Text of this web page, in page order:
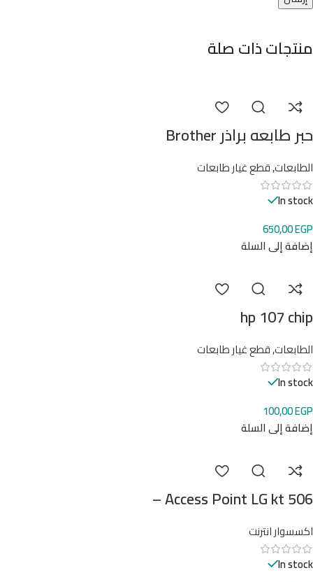
منتجات ذات صلة
حبر طابعه براذر Brother
الطابعات,قطع غيار طابعات
In stock
650,00EGP
إضافة إلى السلة
hp 107 chip
الطابعات,قطع غيار طابعات
In stock
100,00EGP
إضافة إلى السلة
Access Point LG kt 506 –
اكسسوار انترنت
In stock